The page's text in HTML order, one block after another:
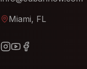
Miami, FL